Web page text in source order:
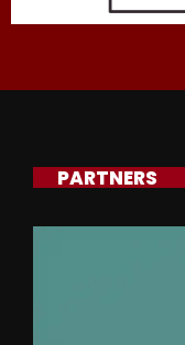
PARTNERS